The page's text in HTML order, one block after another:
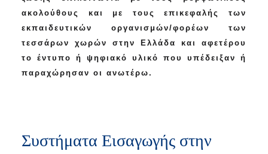
ακολούθους και με τους επικεφαλής των
εκπαιδευτικών οργανισμών/φορέων των
τεσσάρων χωρών στην Ελλάδα και αφετέρου
το έντυπο ή ψηφιακό υλικό που υπέδειξαν ή
παραχώρησαν οι ανωτέρω.
Συστήματα Εισαγωγής στην